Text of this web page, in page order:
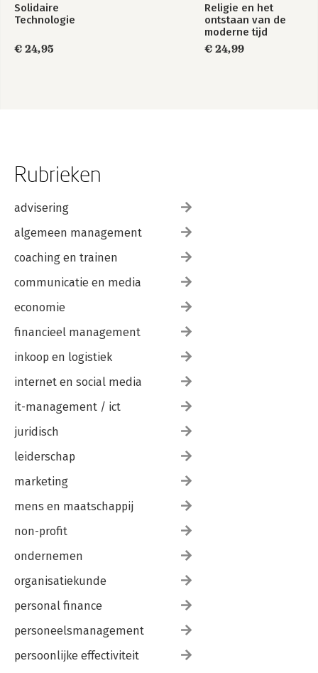
Solidaire
Technologie
€ 24,95
Religie en het
ontstaan van de
moderne tijd
€ 24,99
Rubrieken
advisering
algemeen management
coaching en trainen
communicatie en media
economie
financieel management
inkoop en logistiek
internet en social media
it-management / ict
juridisch
leiderschap
marketing
mens en maatschappij
non-profit
ondernemen
organisatiekunde
personal finance
personeelsmanagement
persoonlijke effectiviteit